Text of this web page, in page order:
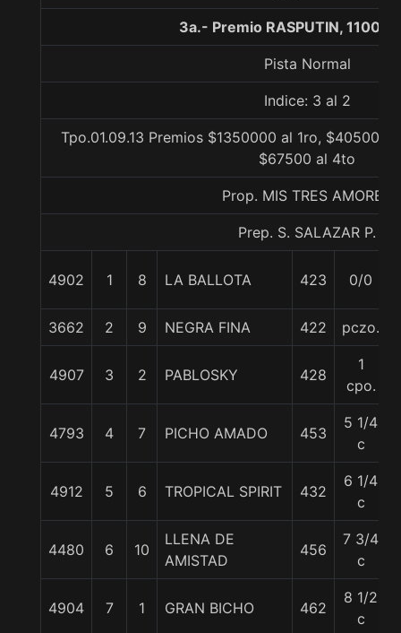
3a.- Premio RASPUTIN, 1100
Pista Normal
Indice: 3 al 2
Tpo.01.09.13 Premios $1350000 al 1ro, $405000
$67500 al 4to
Prop. MIS TRES AMORES
Prep. S. SALAZAR P.
4902 1 8 LA BALLOTA 423 0/0
3662 2 9 NEGRA FINA 422 pczo.
4907 3 2 PABLOSKY 428
1
cpo.
4793 4 7 PICHO AMADO 453
5 1/4
c
4912 5 6 TROPICAL SPIRIT 432
6 1/4
c
4480 6 10
LLENA DE
AMISTAD
456
7 3/4
c
4904 7 1 GRAN BICHO 462
8 1/2
c